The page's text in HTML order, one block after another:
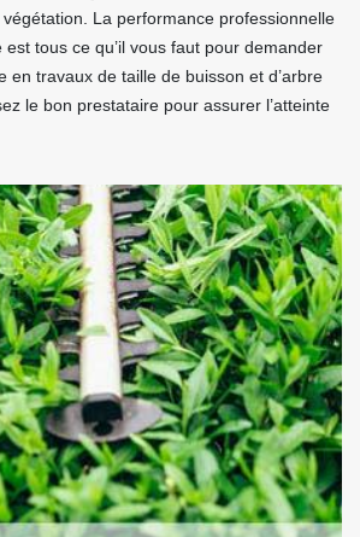
végétation. La performance professionnelle
est tous ce qu’il vous faut pour demander
en travaux de taille de buisson et d’arbre
le bon prestataire pour assurer l’atteinte